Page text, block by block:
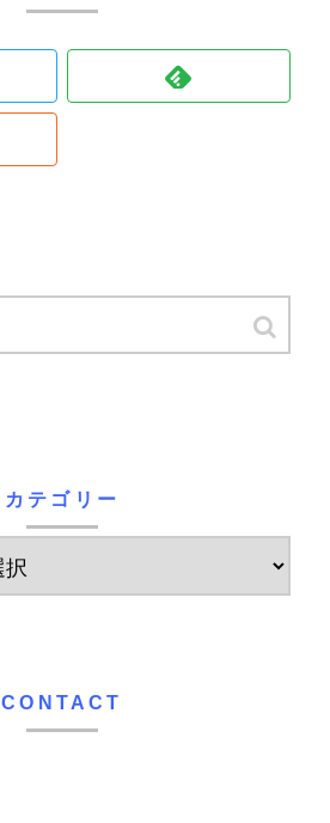
カテゴリー
CONTACT